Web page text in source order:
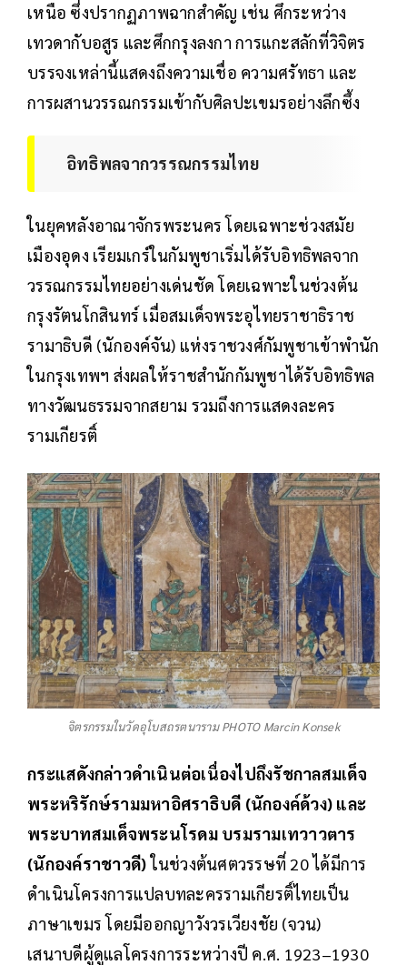
เหนือ ซึ่งปรากฏภาพฉากสำคัญ เช่น ศึกระหว่าง
เทวดากับอสูร และศึกกรุงลงกา การแกะสลักที่วิจิตร
บรรจงเหล่านี้แสดงถึงความเชื่อ ความศรัทธา และ
การผสานวรรณกรรมเข้ากับศิลปะเขมรอย่างลึกซึ้ง
อิทธิพลจากวรรณกรรมไทย
ในยุคหลังอาณาจักรพระนคร โดยเฉพาะช่วงสมัย
เมืองอุดง เรียมเกร์ในกัมพูชาเริ่มได้รับอิทธิพลจาก
วรรณกรรมไทยอย่างเด่นชัด โดยเฉพาะในช่วงต้น
กรุงรัตนโกสินทร์ เมื่อสมเด็จพระอุไทยราชาธิราช
รามาธิบดี (นักองค์จัน) แห่งราชวงศ์กัมพูชาเข้าพำนัก
ในกรุงเทพฯ ส่งผลให้ราชสำนักกัมพูชาได้รับอิทธิพล
ทางวัฒนธรรมจากสยาม รวมถึงการแสดงละคร
รามเกียรติ์
จิตรกรรมในวัดอุโบสถรตนาราม PHOTO Marcin Konsek
กระแสดังกล่าวดำเนินต่อเนื่องไปถึงรัชกาลสมเด็จ
พระหริรักษ์รามมหาอิศราธิบดี (นักองค์ด้วง) และ
พระบาทสมเด็จพระนโรดม บรมรามเทวาวตาร
(นักองค์ราชาวดี)ในช่วงต้นศตวรรษที่ 20 ได้มีการ
ดำเนินโครงการแปลบทละครรามเกียรติ์ไทยเป็น
ภาษาเขมร โดยมีออกญาวังวรเวียงชัย (จวน)
เสนาบดีผู้ดูแลโครงการระหว่างปี ค.ศ. 1923–1930